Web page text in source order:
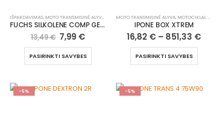
IŠPARDAVIMAS, MOTO TRANSMISINĖ ALYVA MOTOCIKLAI, ATV/UTV
FUCHS SILKOLENE COMP GEAR
13,49€ 7,99 €
PASIRINKTI SAVYBES
MOTO TRANSMISINĖ ALYVA, MOTOCIKLAI, ATV/UTV
IPONE BOX XTREM
16,82 € – 851,33 €
PASIRINKTI SAVYBES
-5% -5%